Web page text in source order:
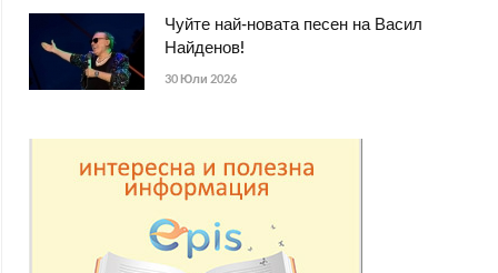
Чуйте най-новата песен на Васил
Найденов!
30 Юли 2026